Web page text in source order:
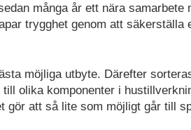
många år ett nära
trygghet genom att
möjliga utbyte. Därefter
olika komponenter i
gör att så lite som möjligt går till